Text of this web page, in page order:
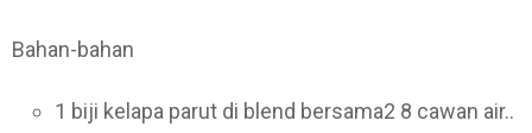
Bahan-bahan
1 biji kelapa parut di blend bersama2 8 cawan air..